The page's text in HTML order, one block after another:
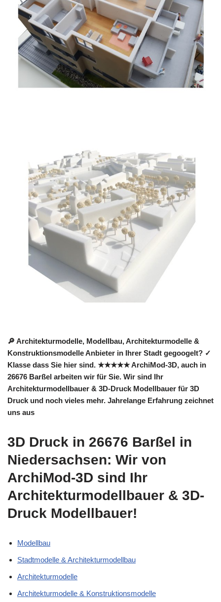
🔎 Architekturmodelle, Modellbau, Architekturmodelle &
Konstruktionsmodelle Anbieter in Ihrer Stadt gegoogelt? ✓
Klasse dass Sie hier sind. ★★★★★ ArchiMod-3D, auch in
26676 Barßel arbeiten wir für Sie. Wir sind Ihr
Architekturmodellbauer & 3D-Druck Modellbauer für 3D
Druck und noch vieles mehr. Jahrelange Erfahrung zeichnet
uns aus
3D Druck in 26676 Barßel in
Niedersachsen: Wir von
ArchiMod-3D sind Ihr
Architekturmodellbauer & 3D-
Druck Modellbauer!
Modellbau
Stadtmodelle & Architekturmodellbau
Architekturmodelle
Architekturmodelle & Konstruktionsmodelle